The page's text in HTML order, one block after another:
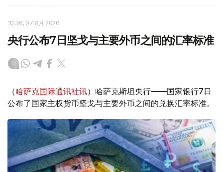
10:36, 07 8月 2026
央行公布7日坚戈与主要外币之间的汇率标准
（哈萨克国际通讯社讯）哈萨克斯坦央行——国家银行7日
公布了国家主权货币坚戈与主要外币之间的兑换汇率标准。